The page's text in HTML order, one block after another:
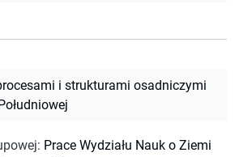
i strukturami osadniczymi
: Prace Wydziału Nauk o Ziemi